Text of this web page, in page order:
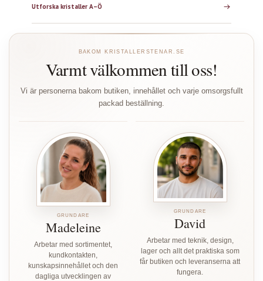
Utforska kristaller A–Ö
BAKOM KRISTALLERSTENAR.SE
Varmt välkommen till oss!
Vi är personerna bakom butiken, innehållet och varje omsorgsfullt
packad beställning.
GRUNDARE
Madeleine
Arbetar med sortimentet,
kundkontakten,
kunskapsinnehållet och den
dagliga utvecklingen av
GRUNDARE
David
Arbetar med teknik, design,
lager och allt det praktiska som
får butiken och leveranserna att
fungera.